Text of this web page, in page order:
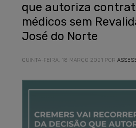
que autoriza
médicos sem
José do Norte
QUINTA-FEIRA, 18 MARÇO 2021 POR